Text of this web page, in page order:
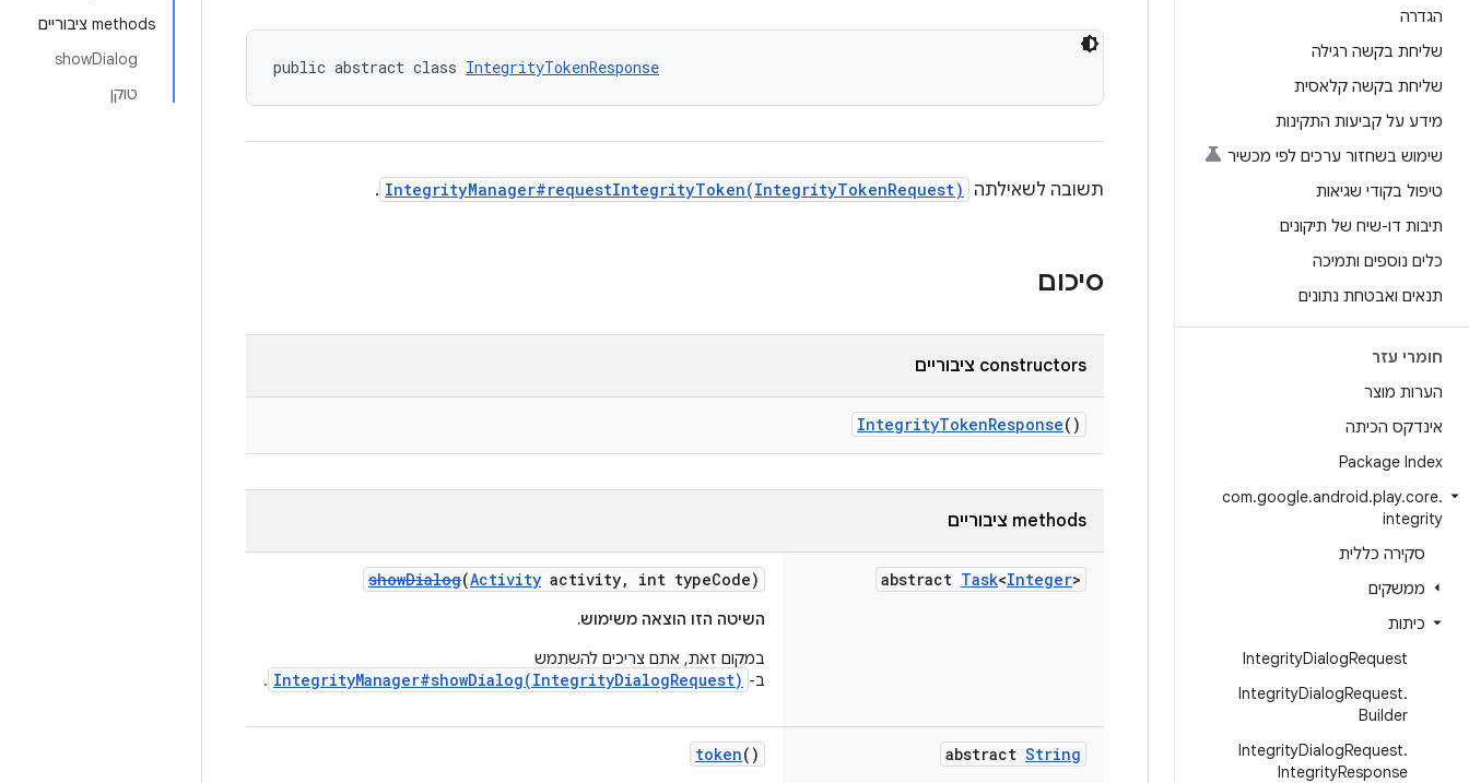
הגדרה
שליחת בקשה רגילה
שליחת בקשה קלאסית
מידע על קביעות התקינות
שימוש בשחזור ערכים לפי מכשיר
טיפול בקודי שגיאות
תיבות דו-שיח של תיקונים
כלים נוספים ותמיכה
תנאים ואבטחת נתונים
חומרי עזר
הערות מוצר
אינדקס הכיתה
Package Index
com.google.android.play.core.
integrity
סקירה כללית
ממשקים
כיתות
IntegrityDialogRequest
IntegrityDialogRequest.
Builder
IntegrityDialogRequest.
IntegrityResponse
‫methods ציבוריים
showDialog
טוקן
public abstract class IntegrityTokenResponse
תשובה לשאילתה IntegrityManager#requestIntegrityToken(IntegrityTokenRequest)
.
סיכום
‫constructors ציבוריים
IntegrityTokenResponse()
‫methods ציבוריים
abstract Task<Integer>
showDialog(Activity activity, int typeCode)
השיטה הזו הוצאה משימוש.
במקום זאת, אתם צריכים להשתמש
ב- IntegrityManager#showDialog(IntegrityDialogRequest)
.
abstract String
token()